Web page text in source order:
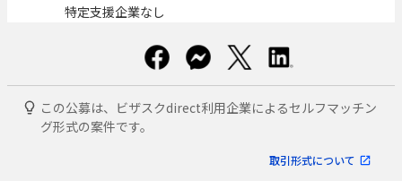
特定支援企業なし
この公募は、ビザスクdirect利用企業によるセルフマッチン
グ形式の案件です。
取引形式について